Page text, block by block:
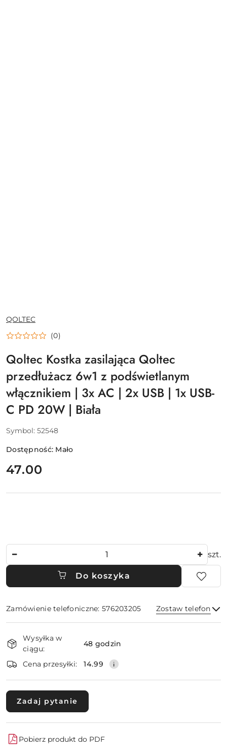
NAZWA
PRODUCENTA:
QOLTEC
(0)
Qoltec Kostka zasilająca Qoltec
przedłużacz 6w1 z podświetlanym
włącznikiem | 3x AC | 2x USB | 1x USB-
C PD 20W | Biała
Symbol: 52548
Dostępność: Mało
cena:
47.00
szt.
Do koszyka
Zamówienie telefoniczne: 576203205 Zostaw telefon
i
dostawa
Wysyłka w
ciągu:
48 godzin
Cena przesyłki: 14.99
Zadaj pytanie
Pobierz produkt do PDF